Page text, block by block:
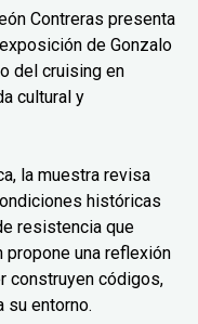
Contreras presenta
de Gonzalo
del cruising en
cultural y
la muestra revisa
históricas
resistencia que
propone una reflexión
construyen códigos,
su entorno.